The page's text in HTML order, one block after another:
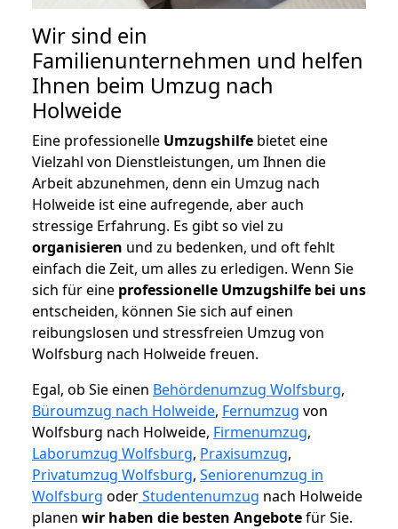
Wir sind ein
Familienunternehmen und helfen
Ihnen beim Umzug nach
Holweide
Eine professionelle Umzugshilfe bietet eine
Vielzahl von Dienstleistungen, um Ihnen die
Arbeit abzunehmen, denn ein Umzug nach
Holweide ist eine aufregende, aber auch
stressige Erfahrung. Es gibt so viel zu
organisieren und zu bedenken, und oft fehlt
einfach die Zeit, um alles zu erledigen. Wenn Sie
sich für eine professionelle Umzugshilfe bei uns
entscheiden, können Sie sich auf einen
reibungslosen und stressfreien Umzug von
Wolfsburg nach Holweide freuen.
Egal, ob Sie einen Behördenumzug Wolfsburg,
Büroumzug nach Holweide, Fernumzug von
Wolfsburg nach Holweide, Firmenumzug,
Laborumzug Wolfsburg, Praxisumzug,
Privatumzug Wolfsburg, Seniorenumzug in
Wolfsburg oderStudentenumzug nach Holweide
planen wir haben die besten Angebotefür Sie.